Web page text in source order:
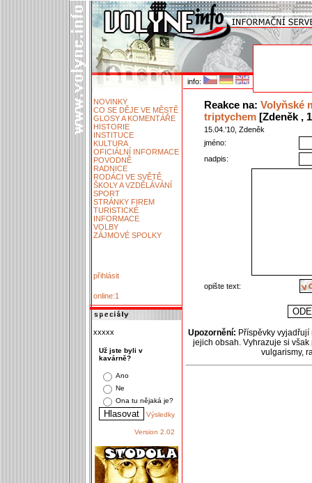
info:
NOVINKY
CO SE DĚJE VE MĚSTĚ
GLOSY A KOMENTÁŘE
HISTORIE
INSTITUCE
KULTURA
OFICIÁLNÍ INFORMACE
POVODNĚ
RADNICE
RODÁCI VE SVĚTĚ
ŠKOLY A VZDĚLÁVÁNÍ
SPORT
STRÁNKY FIREM
TURISTICKÉ
INFORMACE
VOLBY
ZÁJMOVÉ SPOLKY
přihlásit
online:1
xxxxx
Už jste byli v
kavárně?
Ano
Ne
Ona tu nějaká je?
Výsledky
Version 2.02
Reakce na: Volyňské
triptychem[Zdeněk ,
15.04.'10, Zdeněk
jméno:
nadpis:
opište text:
Upozornění: Příspěvky
jejich obsah. Vyhrazuje si
vulgarismy,